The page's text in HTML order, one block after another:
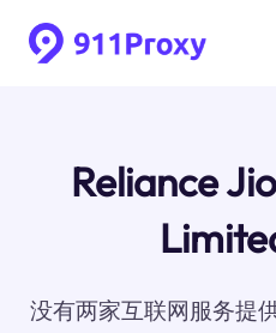
Reliance
没有两家互联网服务提